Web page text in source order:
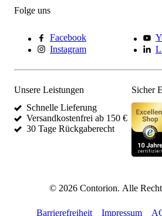
Folge uns
Facebook
Instagram
Unsere Leistungen
Schnelle Lieferung
Versandkostenfrei ab 150 €
30 Tage Rückgaberecht
Sicher
© 2026Contorion. Alle
Barrierefreiheit Impressum